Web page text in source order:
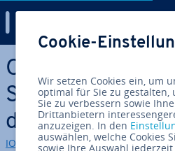
Zum Haupt­in­halt springen
Outlook Dark
So nutzen Sie
dus
IONOS Redaktion
Cookie-
Wir setzen Cookies ein, um
optimal für Sie zu gestalten,
Sie zu verbessern sowie
Drittanbietern
anzuzeigen. In den
auswählen, welche Cookies
sowie Ihre Auswahl